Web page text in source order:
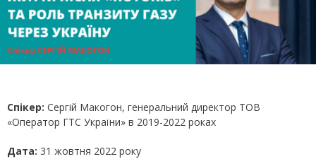
Спікер: Сергій Макогон, генеральний директор ТОВ
«Оператор ГТС України» в 2019-2022 роках
Дата: 31 жовтня 2022 року